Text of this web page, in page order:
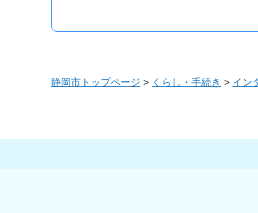
静岡市トップページ > くらし・手続き > イン